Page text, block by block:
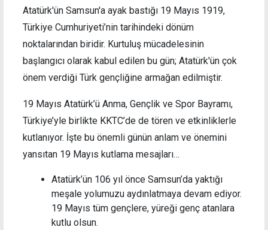
Atatürk'ün Samsun'a ayak bastığı 19 Mayıs 1919,
Türkiye Cumhuriyeti’nin tarihindeki dönüm
noktalarından biridir. Kurtuluş mücadelesinin
başlangıcı olarak kabul edilen bu gün; Atatürk'ün çok
önem verdiği Türk gençliğine armağan edilmiştir.
19 Mayıs Atatürk’ü Anma, Gençlik ve Spor Bayramı,
Türkiye’yle birlikte KKTC’de de tören ve etkinliklerle
kutlanıyor. İşte bu önemli günün anlam ve önemini
yansıtan 19 Mayıs kutlama mesajları…
Atatürk’ün 106 yıl önce Samsun’da yaktığı
meşale yolumuzu aydınlatmaya devam ediyor.
19 Mayıs tüm gençlere, yüreği genç atanlara
kutlu olsun.